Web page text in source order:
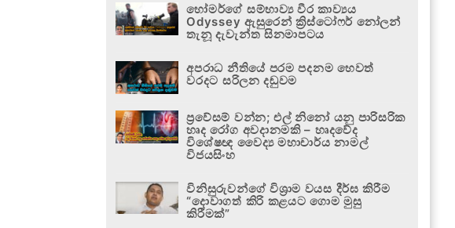
හෝමර්ගේ සම්භාව්‍ය වීර කාව්‍යය
Odyssey ඇසුරෙන් ක්‍රිස්ටෝෆර් නෝලන්
තැනූ දැවැන්ත සිනමාපටය
අපරාධ නීතියේ පරම පදනම හෙවත්
වරදට සරිලන දඬුවම
ප්‍රවේසම් වන්න; එල් නිනෝ යනු පාරිසරික
හෘද රෝග අවදානමකි – හෘදවේද
විශේෂඥ වෛද්‍ය මහාචාර්ය නාමල්
විජයසිංහ
විනිසුරුවන්ගේ විශ්‍රාම වයස දීර්ඝ කිරීම
“දොවාගත් කිරි කළයට ගොම මුසු
කිරීමක්”